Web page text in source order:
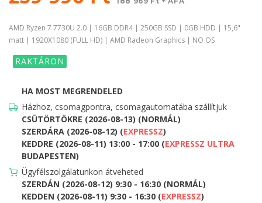
AMD Ryzen 7 7730U 2.0 | 16GB DDR4 | 250GB SSD | 0GB HDD | 15,6"
matt | 1920X1080 (FULL HD) | AMD Radeon Graphics | NO OS
RAKTÁRON
HA MOST MEGRENDELED
Házhoz, csomagpontra, csomagautomatába szállítjuk
CSÜTÖRTÖKRE (2026-08-13) (NORMÁL)
SZERDÁRA (2026-08-12) (EXPRESSZ)
KEDDRE (2026-08-11) 13:00 - 17:00 (EXPRESSZ ULTRA
BUDAPESTEN)
Ügyfélszolgálatunkon átveheted
SZERDÁN (2026-08-12) 9:30 - 16:30 (NORMÁL)
KEDDEN (2026-08-11) 9:30 - 16:30 (EXPRESSZ)